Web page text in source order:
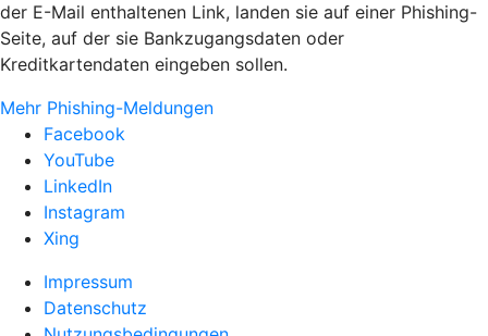
der E-Mail enthaltenen Link, landen sie auf einer Phishing-
Seite, auf der sie Bankzugangsdaten oder
Kreditkartendaten eingeben sollen.
Mehr Phishing-Meldungen
Facebook
YouTube
LinkedIn
Instagram
Xing
Impressum
Datenschutz